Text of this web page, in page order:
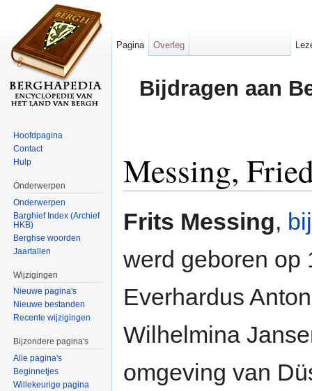
Bijdragen aan
Messing,
Frits Messing,
werd geboren op
Everhardus
Wilhelmina
omgeving van
Pagina Overleg
Hoofdpagina
Contact
Hulp
Onderwerpen
Onderwerpen
Barghief Index (Archief
HKB)
Berghse woorden
Jaartallen
Wijzigingen
Nieuwe pagina's
Nieuwe bestanden
Recente wijzigingen
Bijzondere pagina's
Alle pagina's
Beginnetjes
Willekeurige pagina